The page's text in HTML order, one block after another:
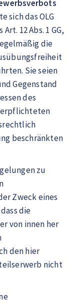
sich das OLG
12 Abs. 1 GG,
die
Sie seien
Gegenstand
des
beschränkten
zu
Zweck eines
die
von innen her
den hier
nicht